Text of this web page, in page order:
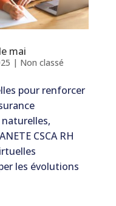
mai
| Non classé
pour renforcer
CSCA RH
les évolutions